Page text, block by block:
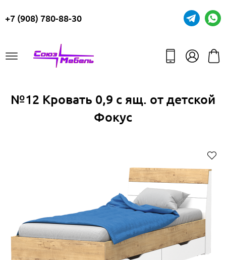
+7 (908) 780-88-30
№12 Кровать 0,9 с ящ. от детской
Фокус